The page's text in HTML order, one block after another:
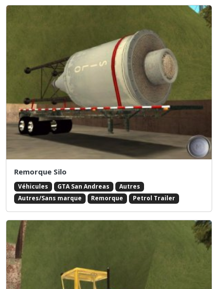
Remorque Silo
Véhicules GTA San Andreas
Autres
Autres/Sans marque
Remorque Petrol Trailer